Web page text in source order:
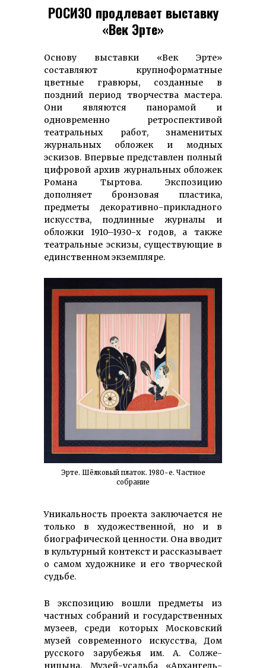
РОСИЗО продлевает выставку
«Век Эрте»
Основу выставки «Век Эрте»
составляют крупно­форматные
цветные гравюры, созданные в
поздний период твор­чества мастера.
Они являются панорамой и
одновременно ретро­спективой
театральных работ, зна­менитых
журнальных обложек и модных
эскизов. Впервые представлен полный
цифровой архив журнальных обложек
Романа Тыртова. Экспозицию
дополняет бронзовая пластика,
предметы деко­ратив­но-при­клад­ного
искусства, подлинные журналы и
обложки 1910–1930-х годов, а также
театральные эскизы, существующие в
единственном экземпляре.
Эрте. Шёлковый платок. 1980-е. Частное
собрание
Уникальность проекта заклю­чается не
только в художественной, но и в
биографической ценности. Она вводит
в культурный контекст и рас­ска­зывает
о самом художнике и его творческой
судьбе.
В экспозицию вошли предметы из
частных собраний и государственных
музеев, среди которых Московский
музей современного искусства, Дом
русского зарубежья им. А. Солже­
ницына, Музей-усадьба «Архан­гель­